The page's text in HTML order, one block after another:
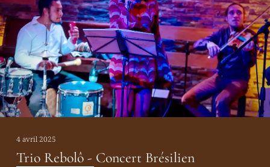
4 avril 2025
Trio Rebolô - Concert Brésilien